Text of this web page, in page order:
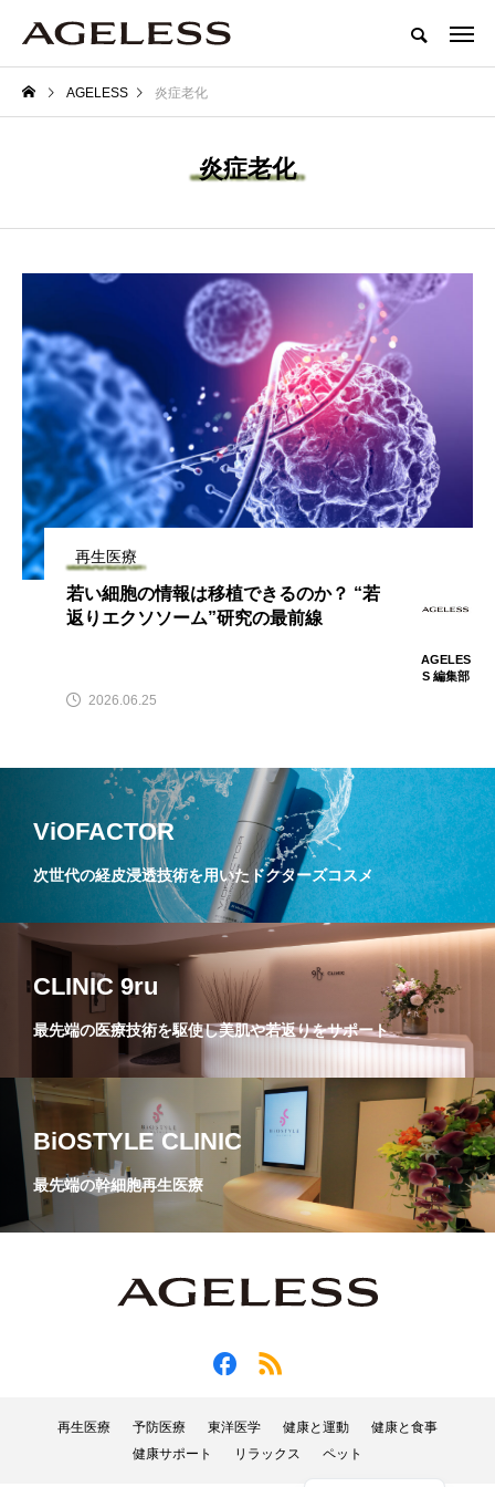
AGELESS 炎症老化
炎症老化
再生医療
若い細胞の情報は移植できるのか？ “若
返りエクソソーム”研究の最前線
AGELES
S 編集部
2026.06.25
ViOFACTOR
次世代の経皮浸透技術を用いたドクターズコスメ
CLINIC 9ru
最先端の医療技術を駆使し美肌や若返りをサポート
BiOSTYLE CLINIC
最先端の幹細胞再生医療
再生医療 予防医療 東洋医学 健康と運動
健康と食事
健康サポート
リラックス ペット